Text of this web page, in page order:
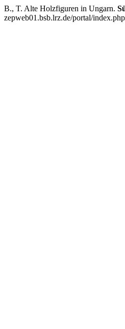
B., T. Alte Holzfiguren in Ungarn.
zepweb01.bsb.lrz.de/portal/